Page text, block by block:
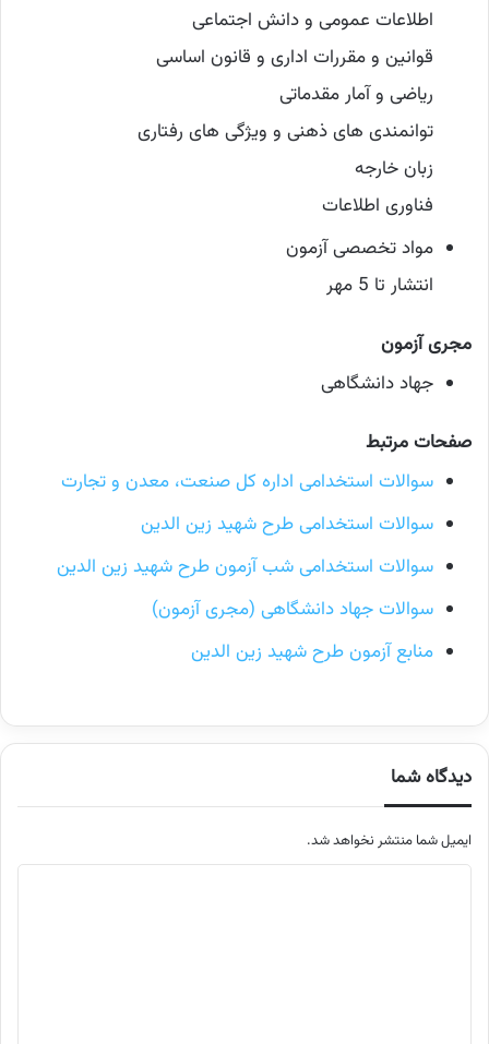
اطلاعات عمومی و دانش اجتماعی
قوانین و مقررات اداری و قانون اساسی
ریاضی و آمار مقدماتی
توانمندی های ذهنی و ویژگی های رفتاری
زبان خارجه
فناوری اطلاعات
مواد تخصصی آزمون
انتشار تا 5 مهر
مجری آزمون
جهاد دانشگاهی
صفحات مرتبط
سوالات استخدامی اداره کل صنعت، معدن و تجارت
سوالات استخدامی طرح شهید زین الدین
سوالات استخدامی شب آزمون طرح شهید زین الدین
سوالات جهاد دانشگاهی (مجری آزمون)
منابع آزمون طرح شهید زین الدین
دیدگاه شما
ایمیل شما منتشر نخواهد شد.